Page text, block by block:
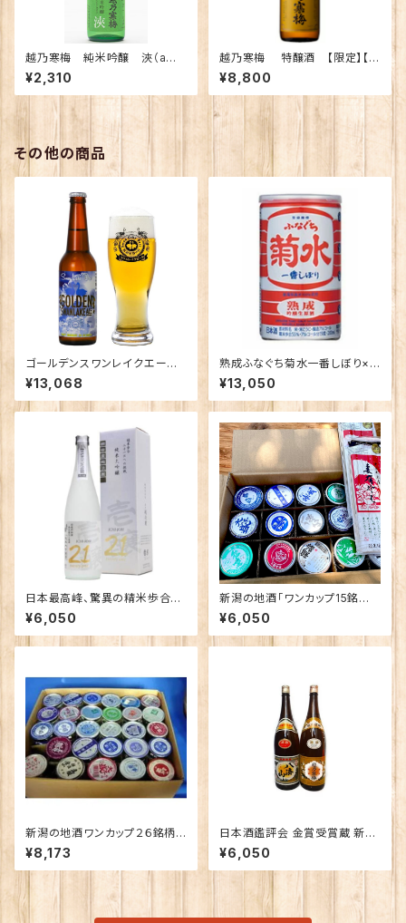
越乃寒梅 純米吟醸 浹（ama
ne) あまね 720ｍｌ【化粧
箱入り】
¥2,310
越乃寒梅 特醸酒 【限定】【ご
予約】
¥8,800
その他の商品
ゴールデンスワンレイクエール×
24本
¥13,068
熟成ふなぐち菊水一番しぼり×3
0本
¥13,050
日本最高峰、驚異の精米歩合２
１％で仕込む酒 純米大吟
醸 「壱醸 ２１ twenty o
ne」
¥6,050
新潟の地酒「ワンカップ15銘柄
飲み比べ」+「乾麺グランプリ妻
有蕎麦」
¥6,050
新潟の地酒ワンカップ２６銘柄
飲み比べ
¥8,173
日本酒鑑評会 金賞受賞蔵 新潟
の地酒飲み比べセット1800ｍｌ
×2本 （越乃寒梅 八海山）
¥6,050